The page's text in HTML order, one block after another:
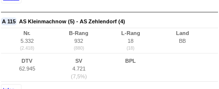
A 115 AS Kleinmachnow (5) - AS Zehlendorf (4)
Nr.
5.332
(2.418)
B-Rang
932
(880)
L-Rang
18
(18)
Land
BB
DTV
62.945
SV
4.721
(7,5%)
BPL